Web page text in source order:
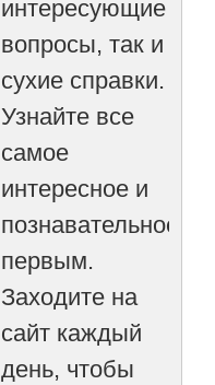
интересующие
вопросы, так и
сухие справки.
Узнайте все
самое
интересное и
познавательное
первым.
Заходите на
сайт каждый
день, чтобы